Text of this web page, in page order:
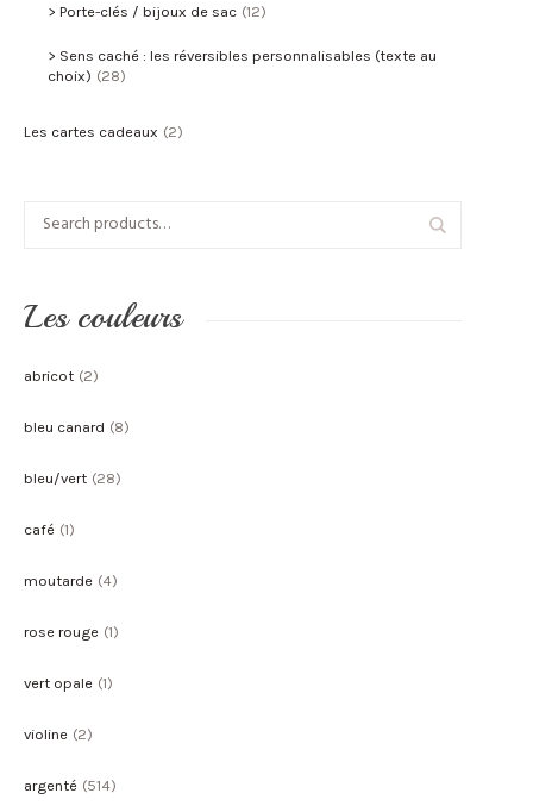
Porte-clés / bijoux de sac (12)
Sens caché : les réversibles personnalisables (texte au
choix) (28)
Les cartes cadeaux (2)
Les couleurs
abricot (2)
bleu canard (8)
bleu/vert (28)
café (1)
moutarde (4)
rose rouge (1)
vert opale (1)
violine (2)
argenté (514)